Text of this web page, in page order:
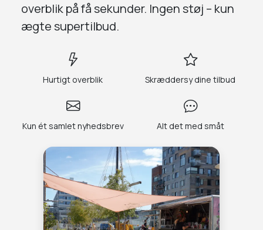
overblik på få sekunder. Ingen støj – kun
ægte supertilbud.
Hurtigt overblik Skræddersy dine tilbud
Kun ét samlet nyhedsbrev Alt det med småt